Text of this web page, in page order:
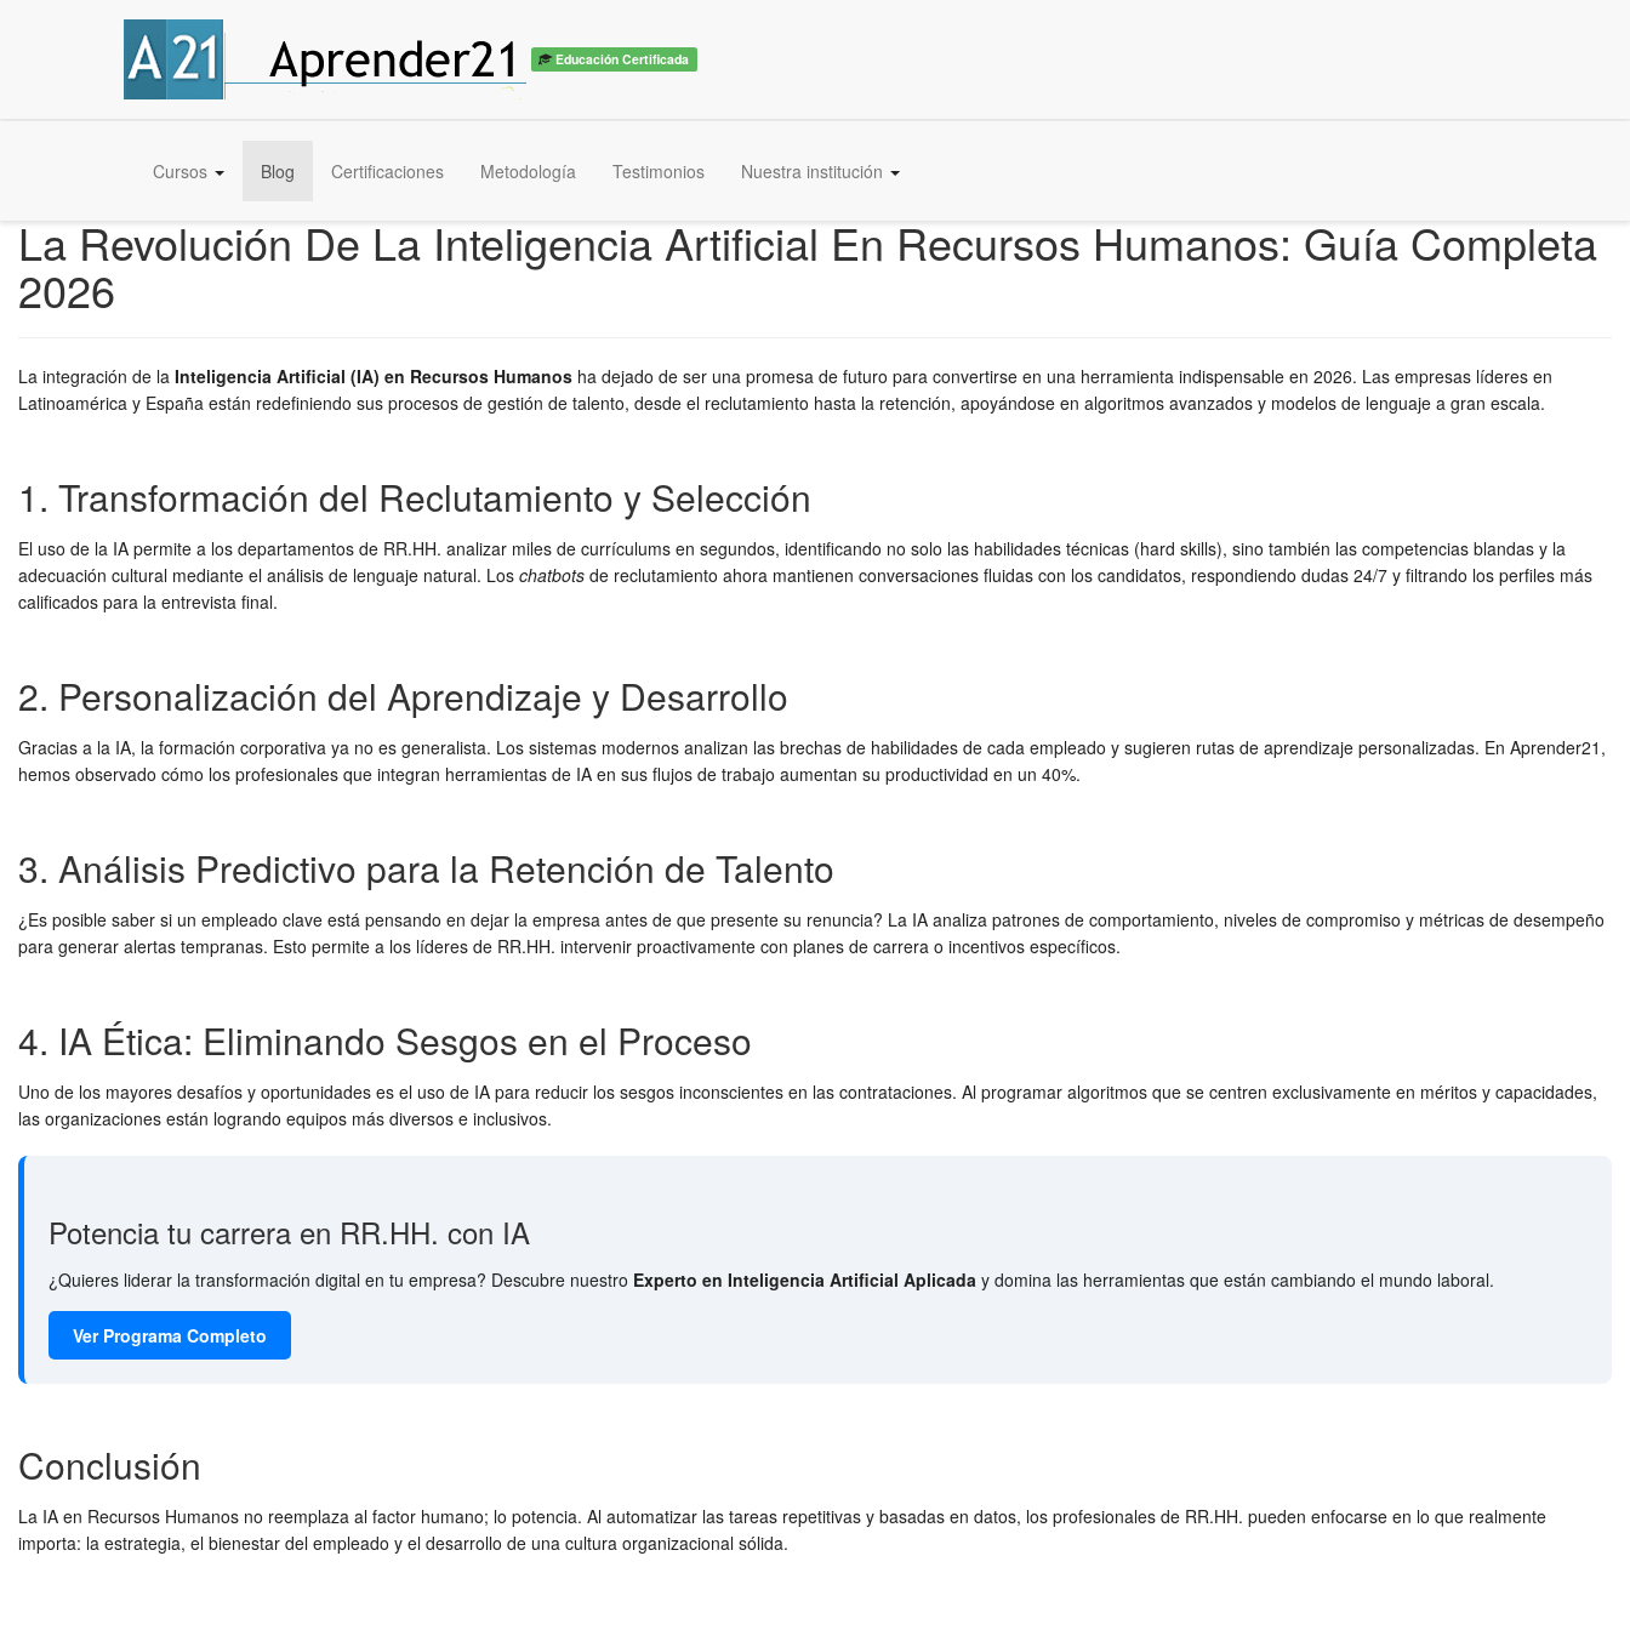
Educación Certificada
Cursos Blog Certificaciones Metodología Testimonios Nuestra institución
La Revolución De La Inteligencia Artificial En Recursos Humanos: Guía Completa
2026
La integración de la Inteligencia Artificial (IA) en Recursos Humanos ha dejado de ser una promesa de futuro para convertirse en una herramienta indispensable en 2026. Las empresas líderes en
Latinoamérica y España están redefiniendo sus procesos de gestión de talento, desde el reclutamiento hasta la retención, apoyándose en algoritmos avanzados y modelos de lenguaje a gran escala.
1. Transformación del Reclutamiento y Selección
El uso de la IA permite a los departamentos de RR.HH. analizar miles de currículums en segundos, identificando no solo las habilidades técnicas (hard skills), sino también las competencias blandas y la
adecuación cultural mediante el análisis de lenguaje natural. Los chatbots de reclutamiento ahora mantienen conversaciones fluidas con los candidatos, respondiendo dudas 24/7 y filtrando los perfiles más
calificados para la entrevista final.
2. Personalización del Aprendizaje y Desarrollo
Gracias a la IA, la formación corporativa ya no es generalista. Los sistemas modernos analizan las brechas de habilidades de cada empleado y sugieren rutas de aprendizaje personalizadas. En Aprender21,
hemos observado cómo los profesionales que integran herramientas de IA en sus flujos de trabajo aumentan su productividad en un 40%.
3. Análisis Predictivo para la Retención de Talento
¿Es posible saber si un empleado clave está pensando en dejar la empresa antes de que presente su renuncia? La IA analiza patrones de comportamiento, niveles de compromiso y métricas de desempeño
para generar alertas tempranas. Esto permite a los líderes de RR.HH. intervenir proactivamente con planes de carrera o incentivos específicos.
4. IA Ética: Eliminando Sesgos en el Proceso
Uno de los mayores desafíos y oportunidades es el uso de IA para reducir los sesgos inconscientes en las contrataciones. Al programar algoritmos que se centren exclusivamente en méritos y capacidades,
las organizaciones están logrando equipos más diversos e inclusivos.
Potencia tu carrera en RR.HH. con IA
¿Quieres liderar la transformación digital en tu empresa? Descubre nuestro Experto en Inteligencia Artificial Aplicada y domina las herramientas que están cambiando el mundo laboral.
Ver Programa Completo
Conclusión
La IA en Recursos Humanos no reemplaza al factor humano; lo potencia. Al automatizar las tareas repetitivas y basadas en datos, los profesionales de RR.HH. pueden enfocarse en lo que realmente
importa: la estrategia, el bienestar del empleado y el desarrollo de una cultura organizacional sólida.